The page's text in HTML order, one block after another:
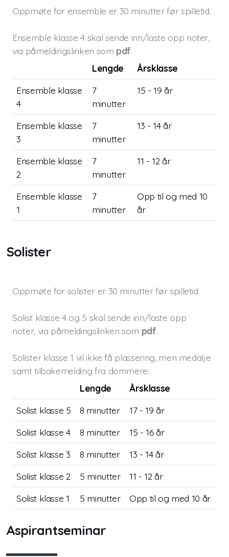
Oppmøte for ensemble er 30 minutter før spilletid.
Ensemble klasse 4 skal sende inn/laste opp noter,
via påmeldingslinken som pdf.
Lengde
Årsklasse
Ensemble klasse
4
7
minutter
15 - 19 år
Ensemble klasse
3
7
minutter
13 - 14 år
Ensemble klasse
2
7
minutter
11 - 12 år
Ensemble klasse
1
7
minutter
Opp til og med 10
år
Solister
Oppmøte for solister er 30 minutter før spilletid.
Solist klasse 4 og 5 skal sende inn/laste opp
noter, via påmeldingslinken som pdf.
Solister klasse 1 vil ikke få plassering, men medalje
samt tilbakemelding fra dommere.
Lengde
Årsklasse
Solist klasse 5
8 minutter
17 - 19 år
Solist klasse 4
8 minutter
15 - 16 år
Solist klasse 3
8 minutter
13 - 14 år
Solist klasse 2
5 minutter
11 - 12 år
Solist klasse 1
5 minutter Opp til og med 10 år
Aspirantseminar